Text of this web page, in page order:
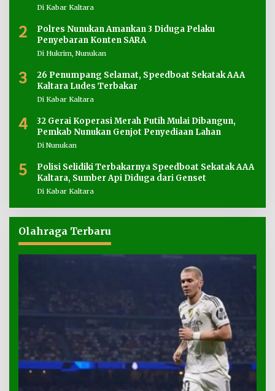
Di Kabar Kaltara
2
Polres Nunukan Amankan 3 Diduga Pelaku
Penyebaran Konten SARA
Di Hukrim, Nunukan
3
26 Penumpang Selamat, Speedboat Sekatak AAA
Kaltara Ludes Terbakar
Di Kabar Kaltara
4
32 Gerai Koperasi Merah Putih Mulai Dibangun,
Pemkab Nunukan Genjot Penyediaan Lahan
Di Nunukan
5
Polisi Selidiki Terbakarnya Speedboat Sekatak AAA
Kaltara, Sumber Api Diduga dari Genset
Di Kabar Kaltara
Olahraga Terbaru